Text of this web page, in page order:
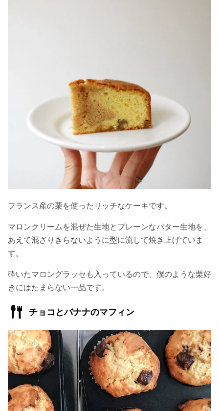
フランス産の栗を使ったリッチなケーキです。
マロンクリームを混ぜた生地とプレーンなバター生地を、
あえて混ざりきらないように型に流して焼き上げていま
す。
砕いたマロングラッセも入っているので、僕のような栗好
きにはたまらない一品です。
チョコとバナナのマフィン